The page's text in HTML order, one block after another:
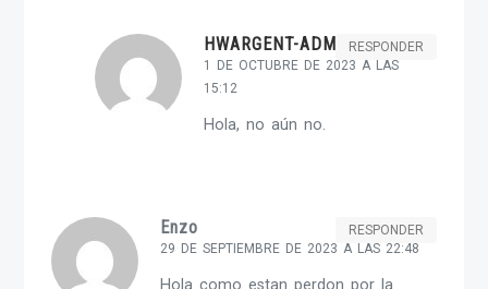
HWARGENT-ADMIN
1 DE OCTUBRE DE 2023 A LAS
15:12
RESPONDER
Hola, no aún no.
Enzo
29 DE SEPTIEMBRE DE 2023 A LAS 22:48
RESPONDER
Hola como estan perdon por la